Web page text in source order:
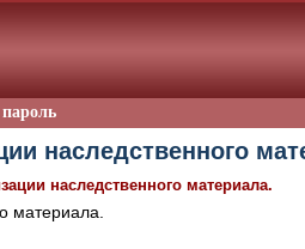
наследственного
наследственного материала.
материала.